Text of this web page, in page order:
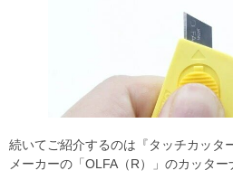
続いてご紹介するのは『タッチカッタ
メーカーの「OLFA（R）」のカッター